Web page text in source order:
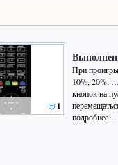
1
При
10%, 20%,
кнопок на
подробнее…